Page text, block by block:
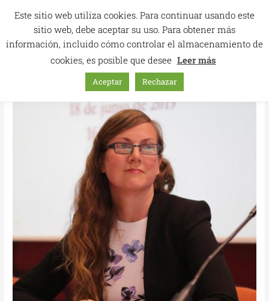
contenido
Este sitio web utiliza cookies. Para continuar usando este
sitio web, debe aceptar su uso. Para obtener más
información, incluido cómo controlar el almacenamiento de
cookies, es posible que desee Leer más
Aceptar Rechazar